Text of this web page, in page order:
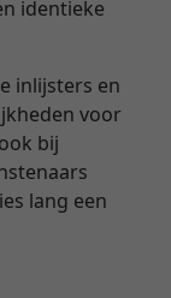
identieke
inlijsters en
voor
bij
lang een